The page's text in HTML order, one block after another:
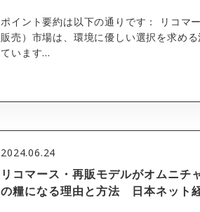
ポイント要約は以下の通りです： リコマ
販売）市場は、環境に優しい選択を求め
ています...
2024.06.24
リコマース・再販モデルがオムニチ
の糧になる理由と方法 日本ネット